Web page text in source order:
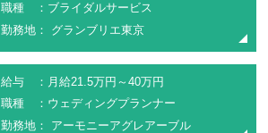
職種 ：ブライダルサービス
勤務地： グランブリエ東京
給与 ：月給21.5万円～40万円
職種 ：ウェディングプランナー
勤務地： アーモニーアグレアーブル